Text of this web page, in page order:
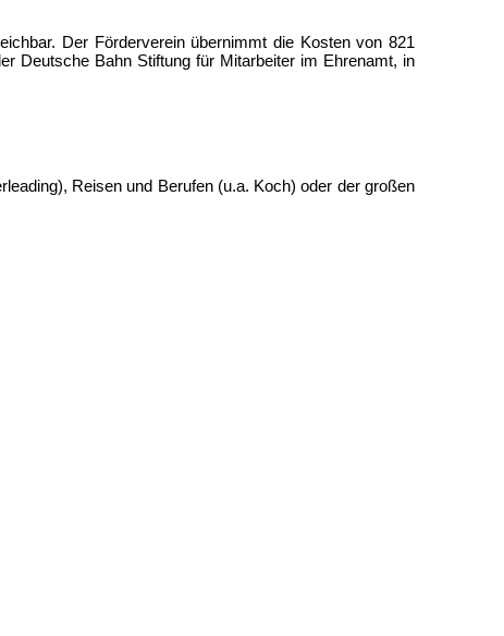
Der Förderverein übernimmt die Kosten von 821
Deutsche Bahn Stiftung für Mitarbeiter im Ehrenamt, in
Reisen und Berufen (u.a. Koch) oder der großen